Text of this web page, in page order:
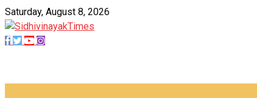
Saturday, August 8, 2026